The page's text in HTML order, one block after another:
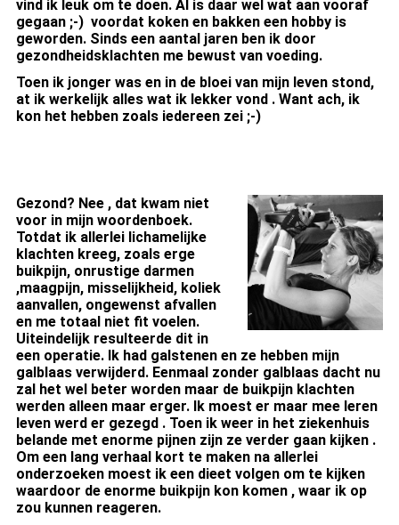
vind ik leuk om te doen. Al is daar wel wat aan vooraf
gegaan ;-) voordat koken en bakken een hobby is
geworden. Sinds een aantal jaren ben ik door
gezondheidsklachten me bewust van voeding.
Toen ik jonger was en in de bloei van mijn leven stond,
at ik werkelijk alles wat ik lekker vond . Want ach, ik
kon het hebben zoals iedereen zei ;-)
Gezond? Nee , dat kwam niet
voor in mijn woordenboek.
Totdat ik allerlei lichamelijke
klachten kreeg, zoals erge
buikpijn, onrustige darmen
,maagpijn, misselijkheid, koliek
aanvallen, ongewenst afvallen
en me totaal niet fit voelen.
Uiteindelijk resulteerde dit in
een operatie. Ik had galstenen en ze hebben mijn
galblaas verwijderd. Eenmaal zonder galblaas dacht nu
zal het wel beter worden maar de buikpijn klachten
werden alleen maar erger. Ik moest er maar mee leren
leven werd er gezegd . Toen ik weer in het ziekenhuis
belande met enorme pijnen zijn ze verder gaan kijken .
Om een lang verhaal kort te maken na allerlei
onderzoeken moest ik een dieet volgen om te kijken
waardoor de enorme buikpijn kon komen , waar ik op
zou kunnen reageren.